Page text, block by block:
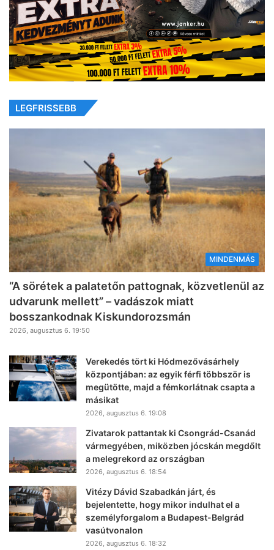
LEGFRISSEBB
MINDENMÁS
“A sörétek a palatetőn pattognak, közvetlenül az
udvarunk mellett” – vadászok miatt
bosszankodnak Kiskundorozsmán
2026, augusztus 6. 19:50
Verekedés tört ki Hódmezővásárhely
központjában: az egyik férfi többször is
megütötte, majd a fémkorlátnak csapta a
másikat
2026, augusztus 6. 19:08
Zivatarok pattantak ki Csongrád-Csanád
vármegyében, miközben jócskán megdőlt
a melegrekord az országban
2026, augusztus 6. 18:54
Vitézy Dávid Szabadkán járt, és
bejelentette, hogy mikor indulhat el a
személyforgalom a Budapest-Belgrád
vasútvonalon
2026, augusztus 6. 18:32